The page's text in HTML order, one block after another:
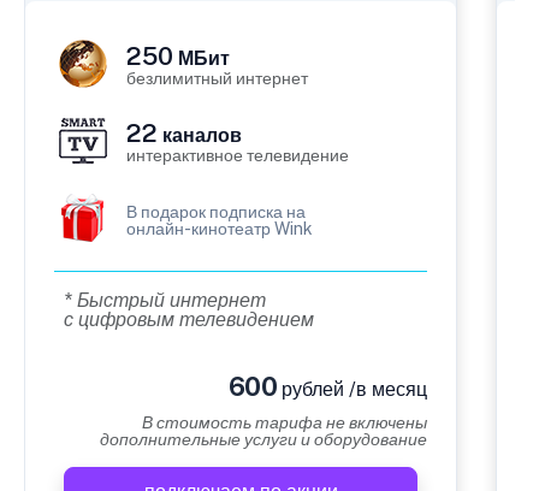
250 МБит
безлимитный интернет
22 каналов
интерактивное телевидение
В подарок подписка на
онлайн-кинотеатр Wink
* Быстрый интернет
с цифровым телевидением
600 рублей /в месяц
В стоимость тарифа не включены
дополнительные услуги и оборудование